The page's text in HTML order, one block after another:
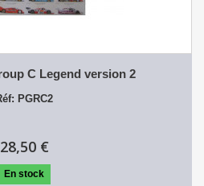
C Legend version 2
PGRC2
28,50 €
En stock